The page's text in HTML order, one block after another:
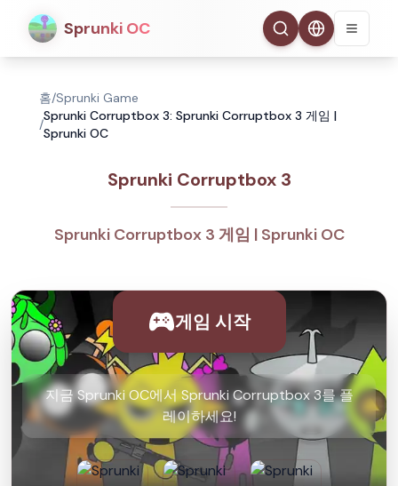
Sprunki OC
홈/Sprunki Game
/
Sprunki Corruptbox 3: Sprunki Corruptbox 3 게임 |
Sprunki OC
Sprunki Corruptbox 3
Sprunki Corruptbox 3 게임 | Sprunki OC
게임 시작
지금 Sprunki OC에서 Sprunki Corruptbox 3를 플
레이하세요!